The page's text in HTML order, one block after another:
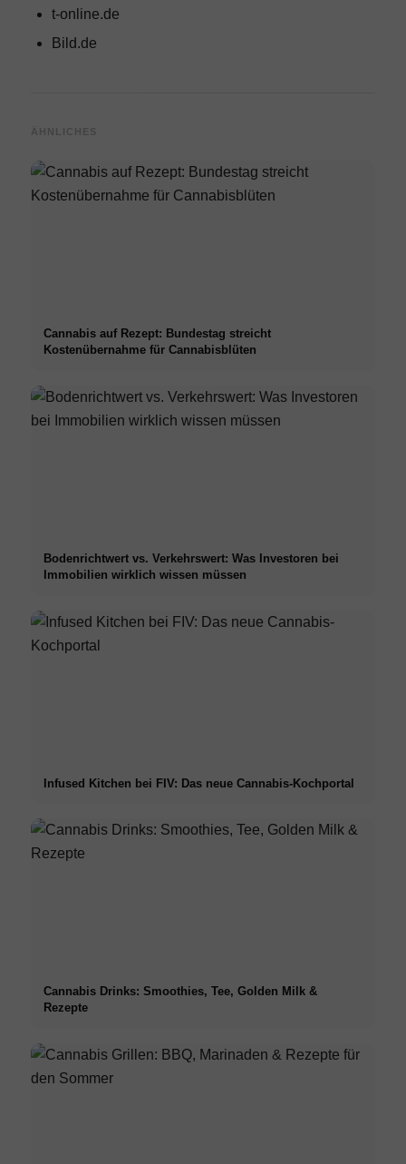
t-online.de
Bild.de
ÄHNLICHES
Cannabis auf Rezept: Bundestag streicht
Kostenübernahme für Cannabisblüten
Bodenrichtwert vs. Verkehrswert: Was Investoren bei
Immobilien wirklich wissen müssen
Infused Kitchen bei FIV: Das neue Cannabis-Kochportal
Cannabis Drinks: Smoothies, Tee, Golden Milk &
Rezepte